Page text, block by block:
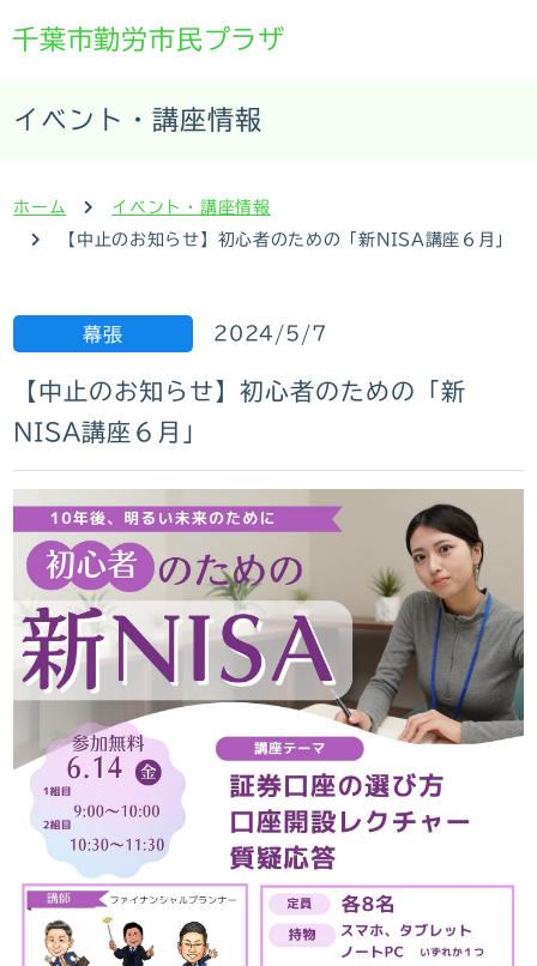
千葉市勤労市民プラザ
イベント・講座情報
ホーム
イベント・講座情報
【中止のお知らせ】初心者のための「新NISA講座６月」
幕張 2024/5/7
【中止のお知らせ】初心者のための「新
NISA講座６月」